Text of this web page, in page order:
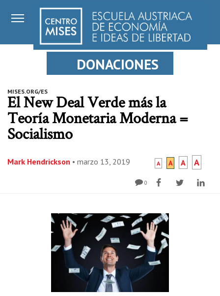
DONACIONES
MISES.ORG/ES
El New Deal Verde más la
Teoría Monetaria Moderna =
Socialismo
Mark Hendrickson • marzo 13, 2019 A A A A
0